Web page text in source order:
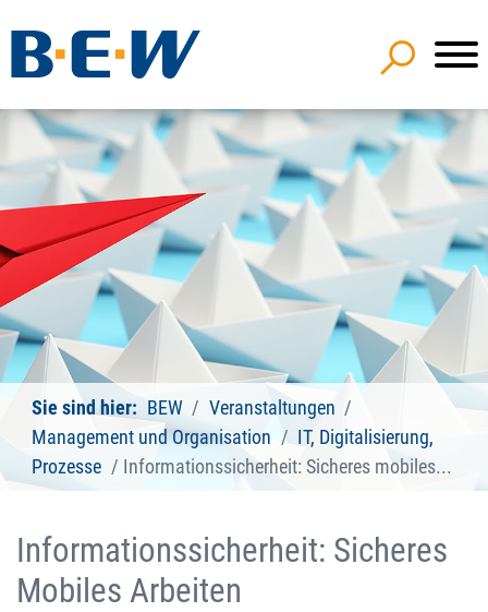
Sie sind hier: BEW
Veranstaltungen
Management und Organisation
IT, Digitalisierung,
Prozesse
Informationssicherheit: Sicheres mobiles...
Informationssicherheit: Sicheres
Mobiles Arbeiten